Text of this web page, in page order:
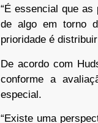
“É essencial que
de algo em torno
prioridade é
De acordo com
conforme a
especial.
“Existe uma